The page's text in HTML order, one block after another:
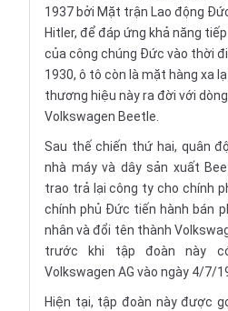
1937 bởi Mặt trận Lao động
Hitler, để đáp ứng khả năng
của công chúng Đức vào thời
1930, ô tô còn là mặt hàng xa
thương hiệu này ra đời với
Volkswagen Beetle.
Sau thế chiến thứ hai, quân
nhà máy và dây sản xuất
trao trả lại công ty cho chính
chính phủ Đức tiến hành bán
nhân và đổi tên thành
trước khi tập đoàn này
Volkswagen AG vào ngày 4/7/
Hiện tại, tập đoàn này được